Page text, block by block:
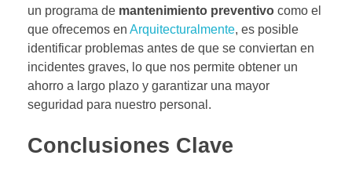
un programa de mantenimiento preventivo como el
que ofrecemos en Arquitecturalmente, es posible
identificar problemas antes de que se conviertan en
incidentes graves, lo que nos permite obtener un
ahorro a largo plazo y garantizar una mayor
seguridad para nuestro personal.
Conclusiones Clave